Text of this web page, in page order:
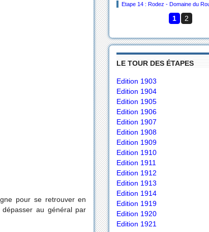
Etape 14 : Rodez - Domaine du
1 2
LE TOUR DES ÉTAPES
Edition 1903
Edition 1904
Edition 1905
Edition 1906
Edition 1907
Edition 1908
Edition 1909
Edition 1910
Edition 1911
Edition 1912
Edition 1913
Edition 1914
Edition 1919
Edition 1920
Edition 1921
pour se retrouver en
dépasser au général par